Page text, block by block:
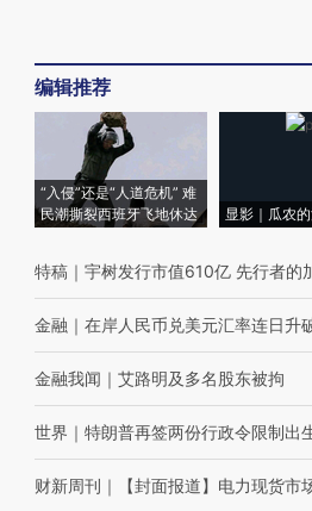
编辑推荐
“入侵”还是“人道危机” 难
民潮撕裂西班牙飞地休达
显影｜瓜农
特稿 ｜ 宇树发行市值610亿 先行者的
金融 ｜ 在岸人民币兑美元汇率连日升
金融我闻 ｜ 艾路明及多名股东被拘
世界 ｜ 特朗普再签两份行政令限制出
财新周刊 ｜ 【封面报道】电力现货市